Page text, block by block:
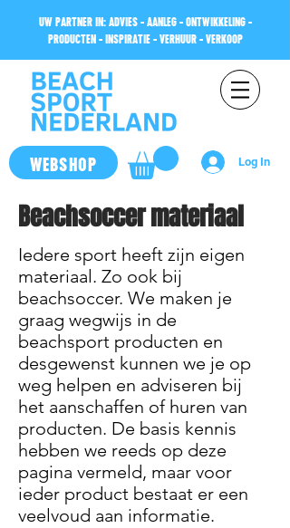
UW PARTNER IN: ADVIES - AANLEG - ONTWIKKELING -
PRODUCTEN - INSPIRATIE - VERHUUR - VERKOOP
WEBSHOP Log In
Beachsoccer materiaal
Iedere sport heeft zijn eigen
materiaal. Zo ook bij
beachsoccer. We maken je
graag wegwijs in de
beachsport producten en
desgewenst kunnen we je op
weg helpen en adviseren bij
het aanschaffen of huren van
producten. De basis kennis
hebben we reeds op deze
pagina vermeld, maar voor
ieder product bestaat er een
veelvoud aan informatie.